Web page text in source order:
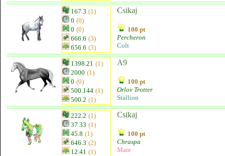
167.3 (1)
0 (0)
0 (0)
666.6 (3)
656.6 (3)
Csikaj
100 pt
Percheron
Colt
1398.21 (1)
2000 (1)
0 (0)
500.144 (1)
500.2 (1)
A9
100 pt
Orlov Trotter
Stallion
222.2 (1)
37.33 (1)
45.8 (1)
646.3 (2)
12.41 (1)
Csikaj
100 pt
Chraspa
Mare